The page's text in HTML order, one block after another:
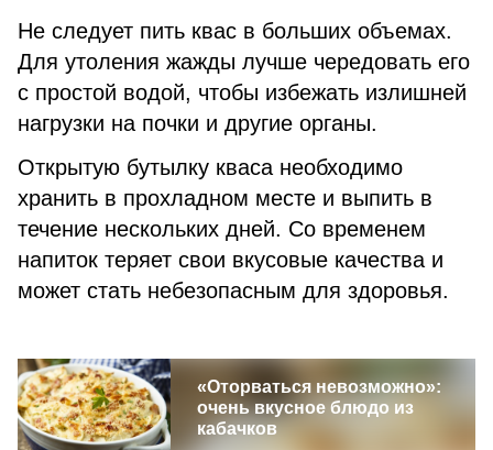
Не следует пить квас в больших объемах.
Для утоления жажды лучше чередовать его
с простой водой, чтобы избежать излишней
нагрузки на почки и другие органы.
Открытую бутылку кваса необходимо
хранить в прохладном месте и выпить в
течение нескольких дней. Со временем
напиток теряет свои вкусовые качества и
может стать небезопасным для здоровья.
«Оторваться невозможно»:
очень вкусное блюдо из
кабачков